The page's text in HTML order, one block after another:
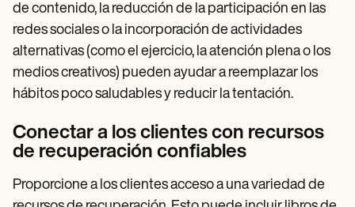
de contenido, la reducción de la participación en las
redes sociales o la incorporación de actividades
alternativas (como el ejercicio, la atención plena o los
medios creativos) pueden ayudar a reemplazar los
hábitos poco saludables y reducir la tentación.
Conectar a los clientes con recursos
de recuperación confiables
Proporcione a los clientes acceso a una variedad de